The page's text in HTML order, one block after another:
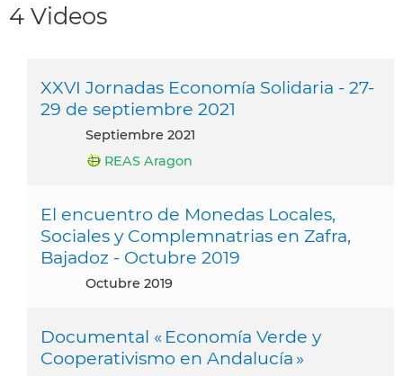
4 Videos
XXVI Jornadas Economía Solidaria - 27-
29 de septiembre 2021
septiembre 2021
REAS Aragon
El encuentro de Monedas Locales,
Sociales y Complemnatrias en Zafra,
Bajadoz - Octubre 2019
octubre 2019
Documental « Economía Verde y
Cooperativismo en Andalucía »